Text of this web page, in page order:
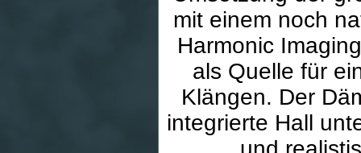
mit einem noch
Harmonic
als Quelle für
Klängen. Der
integrierte Hall